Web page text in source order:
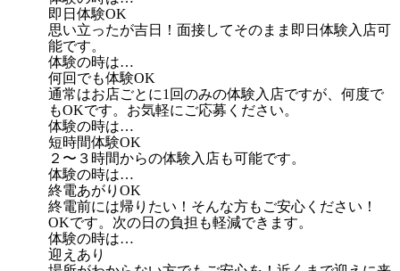
即日体験OK
思い立ったが吉日！面接してそのまま即日体験入店可
能です。
体験の時は…
何回でも体験OK
通常はお店ごとに1回のみの体験入店ですが、何度で
もOKです。お気軽にご応募ください。
体験の時は…
短時間体験OK
２〜３時間からの体験入店も可能です。
体験の時は…
終電あがりOK
終電前には帰りたい！そんな方もご安心ください！
OKです。次の日の負担も軽減できます。
体験の時は…
迎えあり